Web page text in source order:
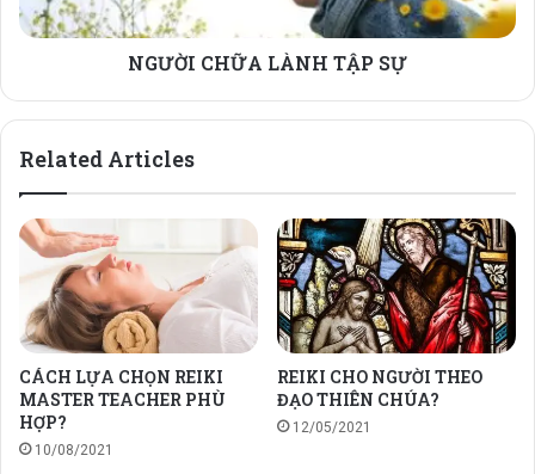
NGƯỜI CHỮA LÀNH TẬP SỰ
Related Articles
CÁCH LỰA CHỌN REIKI
MASTER TEACHER PHÙ
HỢP?
10/08/2021
REIKI CHO NGƯỜI THEO
ĐẠO THIÊN CHÚA?
12/05/2021